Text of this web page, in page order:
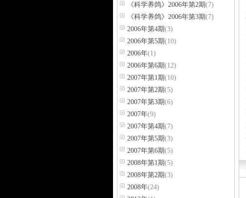
《科学养鸽》2006年第2期(7)
《科学养鸽》2006年第3期(7)
2006年第4期(3)
2006年第5期(10)
2006年(1)
2006年第6期(12)
2007年第1期(10)
2007年第2期(5)
2007年第3期(6)
2007年(9)
2007年第4期(7)
2007年第5期(3)
2007年第6期(5)
2008年第1期(5)
2008年第2期(3)
2008年(24)